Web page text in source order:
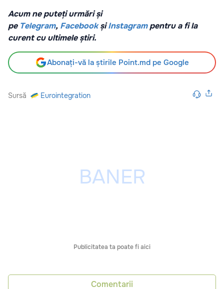
Acum ne puteți urmări și
pe Telegram, FacebookșiInstagrampentru a fi la
curent cu ultimele știri.
Abonați-vă la știrile Point.md pe Google
Sursă Eurointegration
Publicitatea ta poate fi aici
Comentarii